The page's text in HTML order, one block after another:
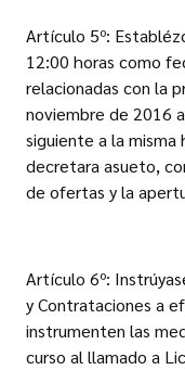
Artículo 5º:
12:00 horas como
relacionadas con la
noviembre de 2016
siguiente a la misma
decretara asueto,
de ofertas y la
Artículo 6º:
y Contrataciones a
instrumenten las
curso al llamado a